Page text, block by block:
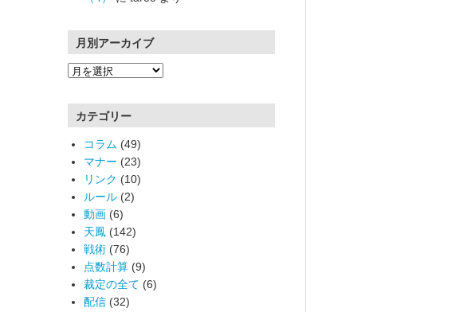
月別アーカイブ
カテゴリー
コラム (49)
マナー (23)
リンク (10)
ルール (2)
動画 (6)
天鳳 (142)
戦術 (76)
点数計算 (9)
裁定の全て (6)
配信 (32)